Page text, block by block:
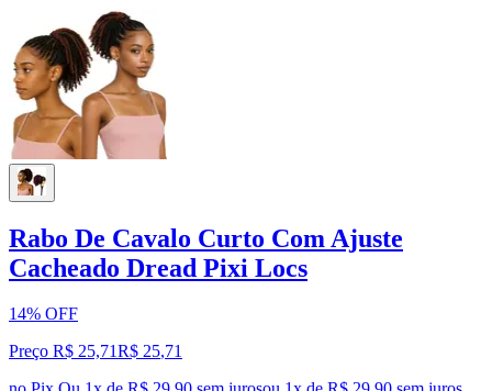
Rabo De Cavalo Curto Com Ajuste
Cacheado Dread Pixi Locs
14% OFF
Preço R$ 25,71R$ 25,71